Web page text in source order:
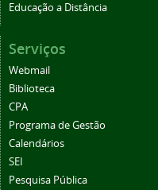
Educação a Distância
Serviços
Webmail
Biblioteca
CPA
Programa de Gestão
Calendários
SEI
Pesquisa Pública